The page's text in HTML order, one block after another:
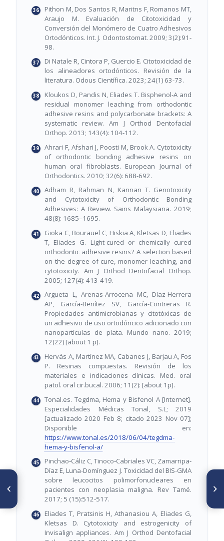
Pithon M, Dos Santos R, Maritns F, Romanos MT,
Araujo M. Evaluación de Citotoxicidad y
Conversión del Monómero de Cuatro Adhesivos
Ortodónticos. Int. J. Odontostomat. 2009; 3(2):91-
98.
Di Natale R, Cintora P, Guercio E. Citotoxicidad de
los alineadores ortodónticos. Revisión de la
literatura. Odous Científica. 2023; 24(1) 63-73.
Kloukos D, Pandis N, Eliades T. Bisphenol-A and
residual monomer leaching from orthodontic
adhesive resins and polycarbonate brackets: A
systematic review. Am J Orthod Dentofacial
Orthop. 2013; 143(4): 104-112.
Ahrari F, Afshari J, Poosti M, Brook A. Cytotoxicity
of orthodontic bonding adhesive resins on
human oral fibroblasts. European Journal of
Orthodontics. 2010; 32(6): 688-692.
Adham R, Rahman N, Kannan T. Genotoxicity
and Cytotoxicity of Orthodontic Bonding
Adhesives: A Review. Sains Malaysiana. 2019;
48(8): 1685–1695.
Gioka C, Bourauel C, Hiskia A, Kletsas D, Eliades
T, Eliades G. Light-cured or chemically cured
orthodontic adhesive resins? A selection based
on the degree of cure, monomer leaching, and
cytotoxicity. Am J Orthod Dentofacial Orthop.
2005; 127(4): 413-419.
Argueta L, Arenas-Arrocena MC, Díaz-Herrera
AP, García-Benítez SV, García-Contreras R.
Propiedades antimicrobianas y citotóxicas de
un adhesivo de uso ortodóncico adicionado con
nanopartículas de plata. Mundo nano. 2019;
12(22) [about 1 p].
Hervás A, Martínez MA, Cabanes J, Barjau A, Fos
P. Resinas compuestas. Revisión de los
materiales e indicaciones clínicas. Med. oral
patol. oral cir.bucal. 2006; 11(2): [about 1p].
Tonal.es. Tegdma, Hema y Bisfenol A [Internet].
Especialidades Médicas Tonal, S.L; 2019
[actualizado 2020 Feb 8; citado 2023 Nov 07];
Disponible en:
https://www.tonal.es/2018/06/04/tegdma-
hema-y-bisfenol-a/
Pinchao-Cáliz C, Tinoco-Cabriales VC, Zamarripa-
Díaz E, Luna-Domínguez J. Toxicidad del BIS-GMA
sobre leucocitos polimorfonucleares en
pacientes con neoplasia maligna. Rev Tamé.
2017; 5 (15):512-517.
Eliades T, Pratsinis H, Athanasiou A, Eliades G,
Kletsas D. Cytotoxicity and estrogenicity of
Invisalign appliances. Am J Orthod Dentofacial
ARTÍCULO ANTERIOR
Revisión bibliográfica:
Asimetría facial
SIGUIENTE ARTÍCULO
Alternativas no
ortodoncia